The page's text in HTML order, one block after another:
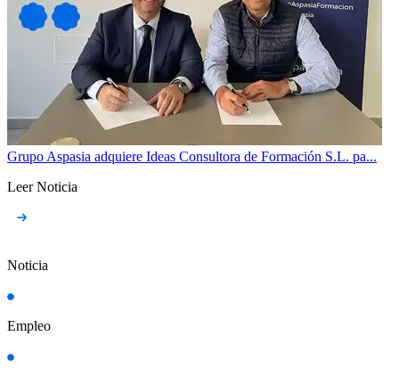
Grupo Aspasia adquiere Ideas Consultora de Formación S.L. pa...
Leer Noticia
Noticia
Empleo